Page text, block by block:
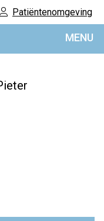
Patiëntenomgeving
MENU